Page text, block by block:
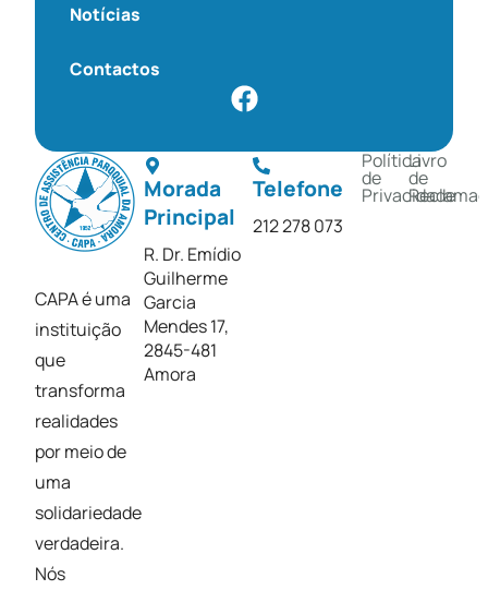
CAPA é uma
instituição
que
transforma
realidades
por meio de
uma
solidariedade
verdadeira.
Nós
Morada
Principal
R. Dr. Emídio
Guilherme
Garcia
Mendes 17,
2845-481
Amora
Telefone
212 278 073
Política
de
Privacidade
Livro
de
Notícias
Contactos